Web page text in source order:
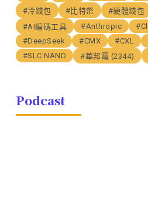
#冷錢包
#比特幣 #硬體錢包
#AI編碼工具
#Anthropic
#DeepSeek
#CMX #CXL
#SLC NAND
#華邦電 (2344)
Podcast